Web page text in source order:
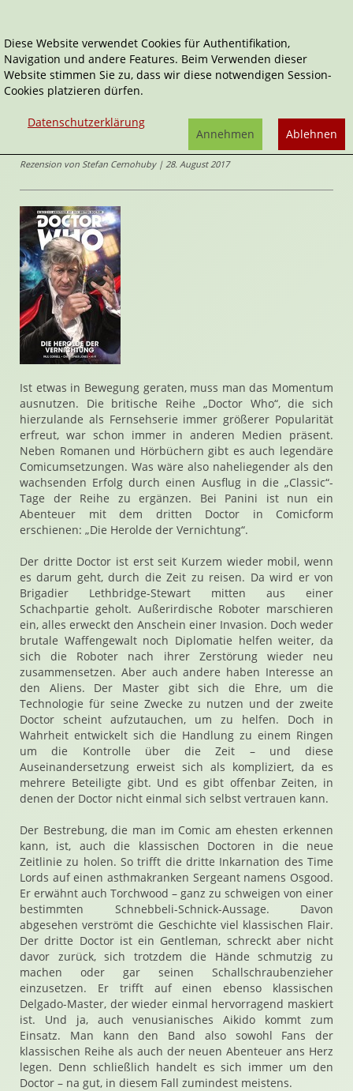
Home Comics Die Herolde der Vernichtung
Doctor Who
Die Herolde der Vernichtung
Rezension von Stefan Cernohuby | 28. August 2017
Ist etwas in Bewegung geraten, muss man das Momentum
ausnutzen. Die britische Reihe „Doctor Who“, die sich
hierzulande als Fernsehserie immer größerer Popularität
erfreut, war schon immer in anderen Medien präsent.
Neben Romanen und Hörbüchern gibt es auch legendäre
Comicumsetzungen. Was wäre also naheliegender als den
wachsenden Erfolg durch einen Ausflug in die „Classic“-
Tage der Reihe zu ergänzen. Bei Panini ist nun ein
Abenteuer mit dem dritten Doctor in Comicform
erschienen: „Die Herolde der Vernichtung“.
Der dritte Doctor ist erst seit Kurzem wieder mobil, wenn
es darum geht, durch die Zeit zu reisen. Da wird er von
Brigadier Lethbridge-Stewart mitten aus einer
Schachpartie geholt. Außerirdische Roboter marschieren
ein, alles erweckt den Anschein einer Invasion. Doch weder
brutale Waffengewalt noch Diplomatie helfen weiter, da
sich die Roboter nach ihrer Zerstörung wieder neu
zusammensetzen. Aber auch andere haben Interesse an
den Aliens. Der Master gibt sich die Ehre, um die
Technologie für seine Zwecke zu nutzen und der zweite
Doctor scheint aufzutauchen, um zu helfen. Doch in
Wahrheit entwickelt sich die Handlung zu einem Ringen
um die Kontrolle über die Zeit – und diese
Auseinandersetzung erweist sich als kompliziert, da es
mehrere Beteiligte gibt. Und es gibt offenbar Zeiten, in
denen der Doctor nicht einmal sich selbst vertrauen kann.
Der Bestrebung, die man im Comic am ehesten erkennen
kann, ist, auch die klassischen Doctoren in die neue
Zeitlinie zu holen. So trifft die dritte Inkarnation des Time
Lords auf einen asthmakranken Sergeant namens Osgood.
Er erwähnt auch Torchwood – ganz zu schweigen von einer
bestimmten Schnebbeli-Schnick-Aussage. Davon
abgesehen verströmt die Geschichte viel klassischen Flair.
Der dritte Doctor ist ein Gentleman, schreckt aber nicht
davor zurück, sich trotzdem die Hände schmutzig zu
machen oder gar seinen Schallschraubenzieher
einzusetzen. Er trifft auf einen ebenso klassischen
Delgado-Master, der wieder einmal hervorragend maskiert
ist. Und ja, auch venusianisches Aikido kommt zum
Einsatz. Man kann den Band also sowohl Fans der
klassischen Reihe als auch der neuen Abenteuer ans Herz
legen. Denn schließlich handelt es sich immer um den
Doctor – na gut, in diesem Fall zumindest meistens.
Diese Website verwendet Cookies für Authentifikation,
Navigation und andere Features. Beim Verwenden dieser
Website stimmen Sie zu, dass wir diese notwendigen Session-
Cookies platzieren dürfen.
Datenschutzerklärung
Ablehnen
Annehmen